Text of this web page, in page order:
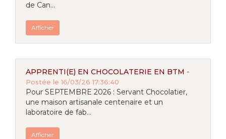
de Can...
Afficher
APPRENTI(E) EN CHOCOLATERIE EN BTM -
Postée le 16/03/26 17:36:40
Pour SEPTEMBRE 2026 : Servant Chocolatier,
une maison artisanale centenaire et un
laboratoire de fab...
Afficher